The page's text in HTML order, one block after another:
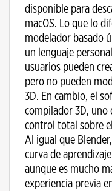
disponible para
macOS. Lo que lo
modelador basado
un lenguaje
usuarios pueden
pero no pueden
3D. En cambio, el
compilador 3D, uno
control total sobre
Al igual que
curva de
aunque es mucho
experiencia previa